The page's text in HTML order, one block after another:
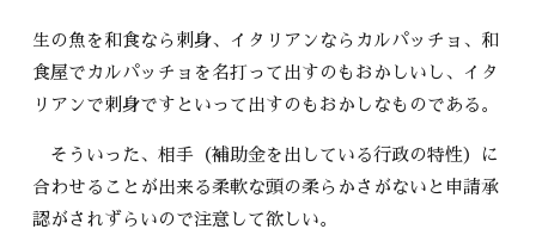
生の魚を和食なら刺身、イタリアンならカルパッチョ、和
食屋でカルパッチョを名打って出すのもおかしいし、イタ
リアンで刺身ですといって出すのもおかしなものである。
そういった、相手（補助金を出している行政の特性）に
合わせることが出来る柔軟な頭の柔らかさがないと申請承
認がされずらいので注意して欲しい。